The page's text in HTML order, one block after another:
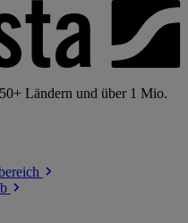
Ländern und über 1 Mio.